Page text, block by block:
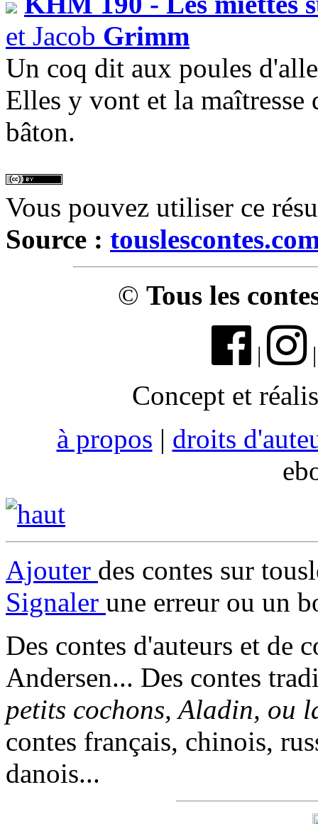
et Jacob Grimm
Un coq dit aux poules
Elles y vont et la maîtresse
bâton.
Vous pouvez utiliser ce
Source :
© Tous les
|
Concept et
à propos | droits
Ajouter des contes sur
Signaler une erreur ou un
Des contes d'auteurs et de
Andersen... Des contes
petits cochons, Aladin, ou
contes français, chinois,
danois...